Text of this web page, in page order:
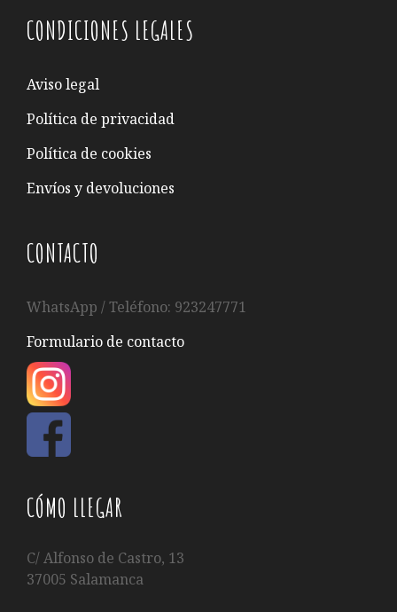
CONDICIONES LEGALES
Aviso legal
Política de privacidad
Política de cookies
Envíos y devoluciones
CONTACTO
WhatsApp / Teléfono: 923247771
Formulario de contacto
CÓMO LLEGAR
C/ Alfonso de Castro, 13
37005 Salamanca